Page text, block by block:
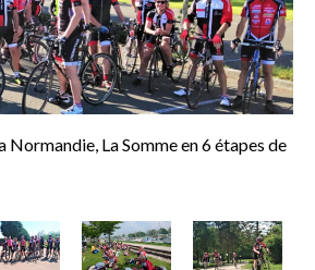
Normandie, La Somme en 6 étapes de